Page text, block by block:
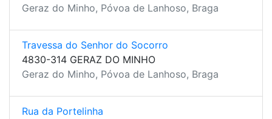
Geraz do Minho, Póvoa de Lanhoso, Braga
Travessa do Senhor do Socorro
4830-314 GERAZ DO MINHO
Geraz do Minho, Póvoa de Lanhoso, Braga
Rua da Portelinha